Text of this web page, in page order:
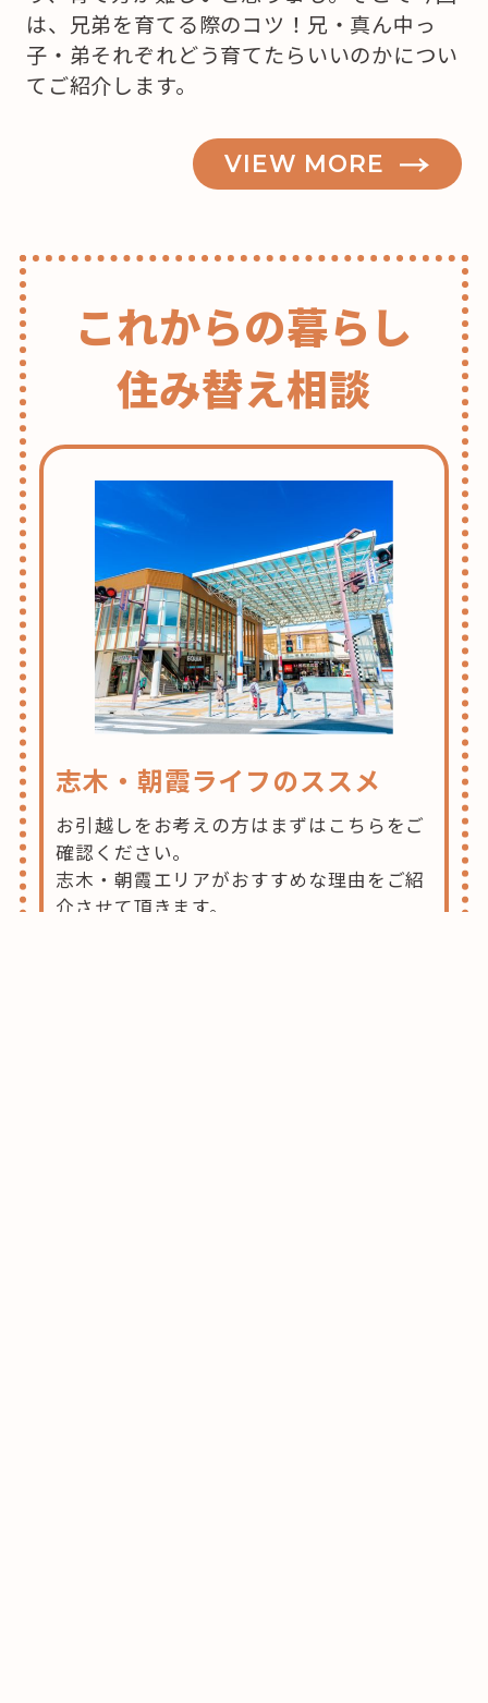
は、兄弟を育てる際のコツ！兄・真ん中っ
子・弟それぞれどう育てたらいいのかについ
てご紹介します。
VIEW MORE
これからの暮らし
住み替え相談
志木・朝霞ライフのススメ
お引越しをお考えの方はまずはこちらをご
確認ください。
志木・朝霞エリアがおすすめな理由をご紹
介させて頂きます。